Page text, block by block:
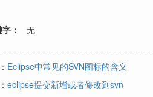
： 无
Eclipse中常见的SVN图标的含义
eclipse提交新增或者修改到svn